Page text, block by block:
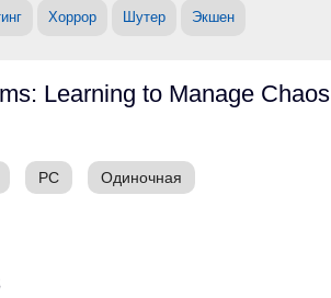
Хоррор Шутер Экшен
Learning to Manage Chaos
PC Одиночная